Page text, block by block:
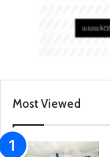
Most Viewed